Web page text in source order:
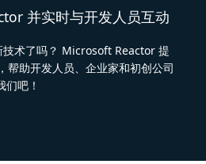
并实时与开发人员互动
术了吗？ Microsoft Reactor 提
帮助开发人员、企业家和初创公司
吧！